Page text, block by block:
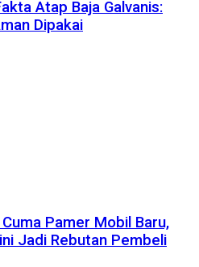
Atap Baja Galvanis:
Dipakai
Pamer Mobil Baru,
Jadi Rebutan Pembeli